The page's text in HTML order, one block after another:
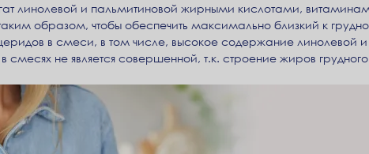
линолевой и пальмитиновой жирными кислотами,
образом, чтобы обеспечить максимально близкий к
в смеси, в том числе, высокое содержание линолевой
смесях не является совершенной, т.к. строение жиров